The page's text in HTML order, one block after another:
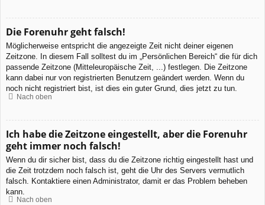
Die Forenuhr geht falsch!
Möglicherweise entspricht die angezeigte Zeit nicht deiner eigenen
Zeitzone. In diesem Fall solltest du im „Persönlichen Bereich“ die für dich
passende Zeitzone (Mitteleuropäische Zeit, ...) festlegen. Die Zeitzone
kann dabei nur von registrierten Benutzern geändert werden. Wenn du
noch nicht registriert bist, ist dies ein guter Grund, dies jetzt zu tun.
Nach oben
Ich habe die Zeitzone eingestellt, aber die Forenuhr
geht immer noch falsch!
Wenn du dir sicher bist, dass du die Zeitzone richtig eingestellt hast und
die Zeit trotzdem noch falsch ist, geht die Uhr des Servers vermutlich
falsch. Kontaktiere einen Administrator, damit er das Problem beheben
kann.
Nach oben